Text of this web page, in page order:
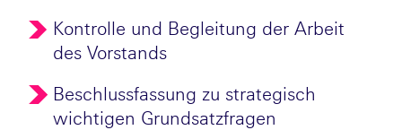
Kontrolle und Begleitung der Arbeit
des Vorstands
Beschlussfassung zu strategisch
wichtigen Grundsatzfragen